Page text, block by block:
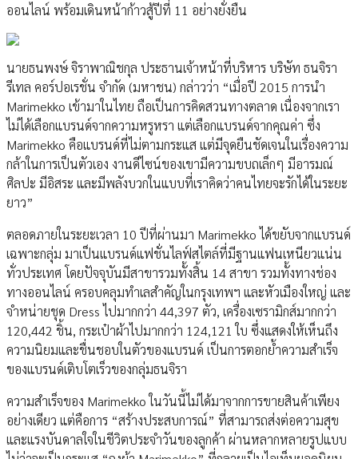
ออนไลน์ พร้อมเดินหน้าก้าวสู้ปีที่ 11 อย่างยั่งยืน
นายธนพงษ์ จิราพาณิชกุล ประธานเจ้าหน้าที่บริหาร บริษัท ธนจิรา
รีเทล คอร์ปอเรชั่น จำกัด (มหาชน) กล่าวว่า “เมื่อปี 2015 การนำ
Marimekko เข้ามาในไทย ถือเป็นการคิดสวนทางตลาด เนื่องจากเรา
ไม่ได้เลือกแบรนด์จากความหรูหรา แต่เลือกแบรนด์จากคุณค่า ซึ่ง
Marimekko คือแบรนด์ที่ไม่ตามกระแส แต่มีจุดยืนชัดเจนในเรื่องความ
กล้าในการเป็นตัวเอง งานดีไซน์ของเขามีความขบถเล็กๆ มีอารมณ์
ศิลปะ มีอิสระ และมีพลังบวกในแบบที่เราคิดว่าคนไทยจะรักได้ในระยะ
ยาว”
ตลอดภายในระยะเวลา 10 ปีที่ผ่านมา Marimekko ได้ขยับจากแบรนด์
เฉพาะกลุ่ม มาเป็นแบรนด์แฟชั่นไลฟ์สไตล์ที่มีฐานแฟนเหนียวแน่น
ทั่วประเทศ โดยปัจจุบันมีสาขารวมทั้งสิ้น 14 สาขา รวมทั้งทางช่อง
ทางออนไลน์ ครอบคลุมทำเลสำคัญในกรุงเทพฯ และหัวเมืองใหญ่ และ
จำหน่ายชุด Dress ไปมากกว่า 44,397 ตัว, เครื่องเซรามิกส์มากกว่า
120,442 ชิ้น, กระเป๋าผ้าไปมากกว่า 124,121 ใบ ซึ่งแสดงให้เห็นถึง
ความนิยมและชื่นชอบในตัวของแบรนด์ เป็นการตอกย้ำความสำเร็จ
ของแบรนด์เติบโตเร็วของกลุ่มธนจิรา
ความสำเร็จของ Marimekko ในวันนี้ไม่ได้มาจากการขายสินค้าเพียง
อย่างเดียว แต่คือการ “สร้างประสบการณ์” ที่สามารถส่งต่อความสุข
และแรงบันดาลใจในชีวิตประจำวันของลูกค้า ผ่านหลากหลายรูปแบบ